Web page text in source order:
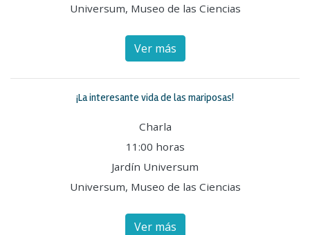
Universum, Museo de las Ciencias
Ver más
¡La interesante vida de las mariposas!
Charla
11:00 horas
Jardín Universum
Universum, Museo de las Ciencias
Ver más